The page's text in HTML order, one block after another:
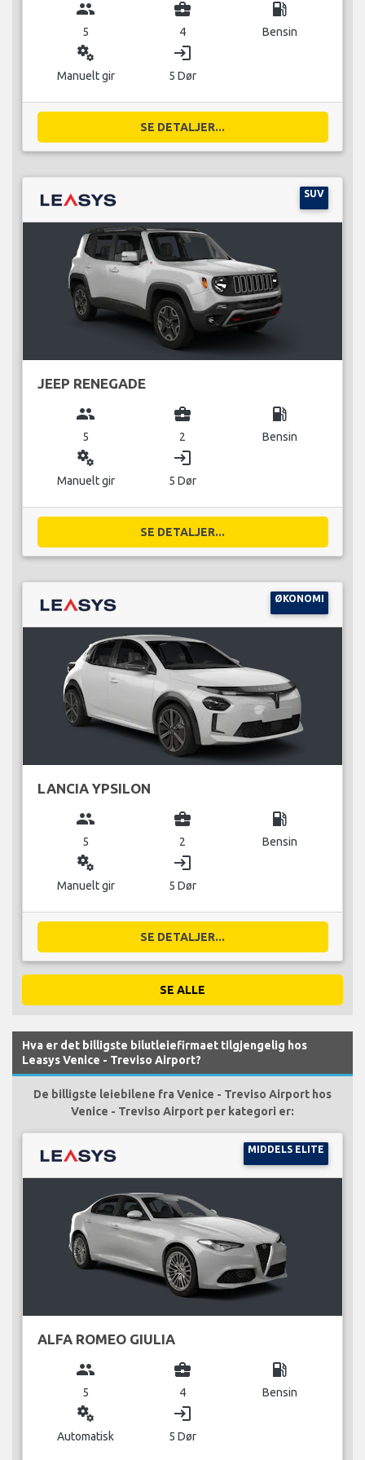
group
5
business_center
4
local_gas_station
Bensin
miscellaneous_services
Manuelt gir
login
5 Dør
SE DETALJER...
SUV
JEEP RENEGADE
group
5
business_center
2
local_gas_station
Bensin
miscellaneous_services
Manuelt gir
login
5 Dør
SE DETALJER...
ØKONOMI
LANCIA YPSILON
group
5
business_center
2
local_gas_station
Bensin
miscellaneous_services
Manuelt gir
login
5 Dør
SE DETALJER...
SE ALLE
Hva er det billigste bilutleiefirmaet tilgjengelig hos
Leasys Venice - Treviso Airport?
De billigste leiebilene fra Venice - Treviso Airport hos
Venice - Treviso Airport per kategori er:
MIDDELS ELITE
ALFA ROMEO GIULIA
group
5
business_center
4
local_gas_station
Bensin
miscellaneous_services
Automatisk
login
5 Dør